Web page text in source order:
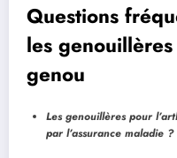
Questions
les
genou
Les genouillères pour
par l’assurance maladie ?